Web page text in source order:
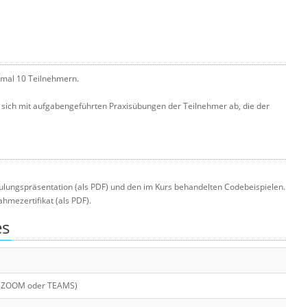
10 Teilnehmern.
mit aufgabengeführten Praxisübungen der Teilnehmer ab, die der
(als PDF) und den im Kurs behandelten Codebeispielen.
(als PDF).
oder TEAMS)